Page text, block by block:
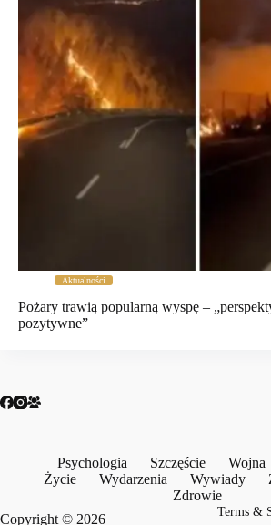
Aktualności
Pożary trawią popularną wyspę –
pozytywne”
Psychologia Szczęście Wojna
Życie
Wydarzenia Wywiady
Zdrowie
Copyright © 2026
Terms &